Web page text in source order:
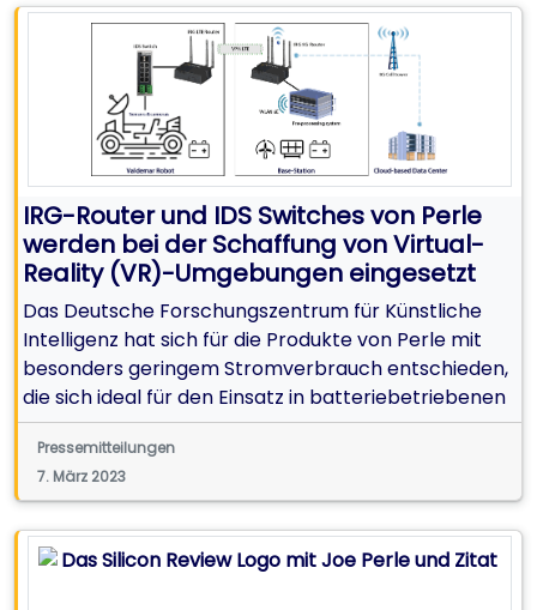
IRG-Router und IDS Switches von Perle
werden bei der Schaffung von Virtual-
Reality (VR)-Umgebungen eingesetzt
Das Deutsche Forschungszentrum für Künstliche
Intelligenz hat sich für die Produkte von Perle mit
besonders geringem Stromverbrauch entschieden,
die sich ideal für den Einsatz in batteriebetriebenen
Anwendungen eignen
Pressemitteilungen
7. März 2023